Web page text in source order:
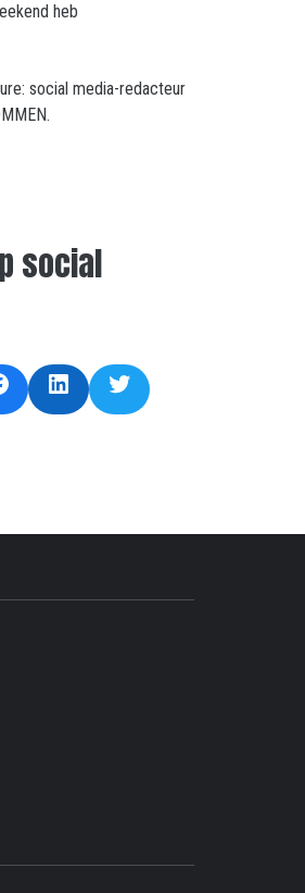
heb
social media-redacteur
social
LinkedInTwitter